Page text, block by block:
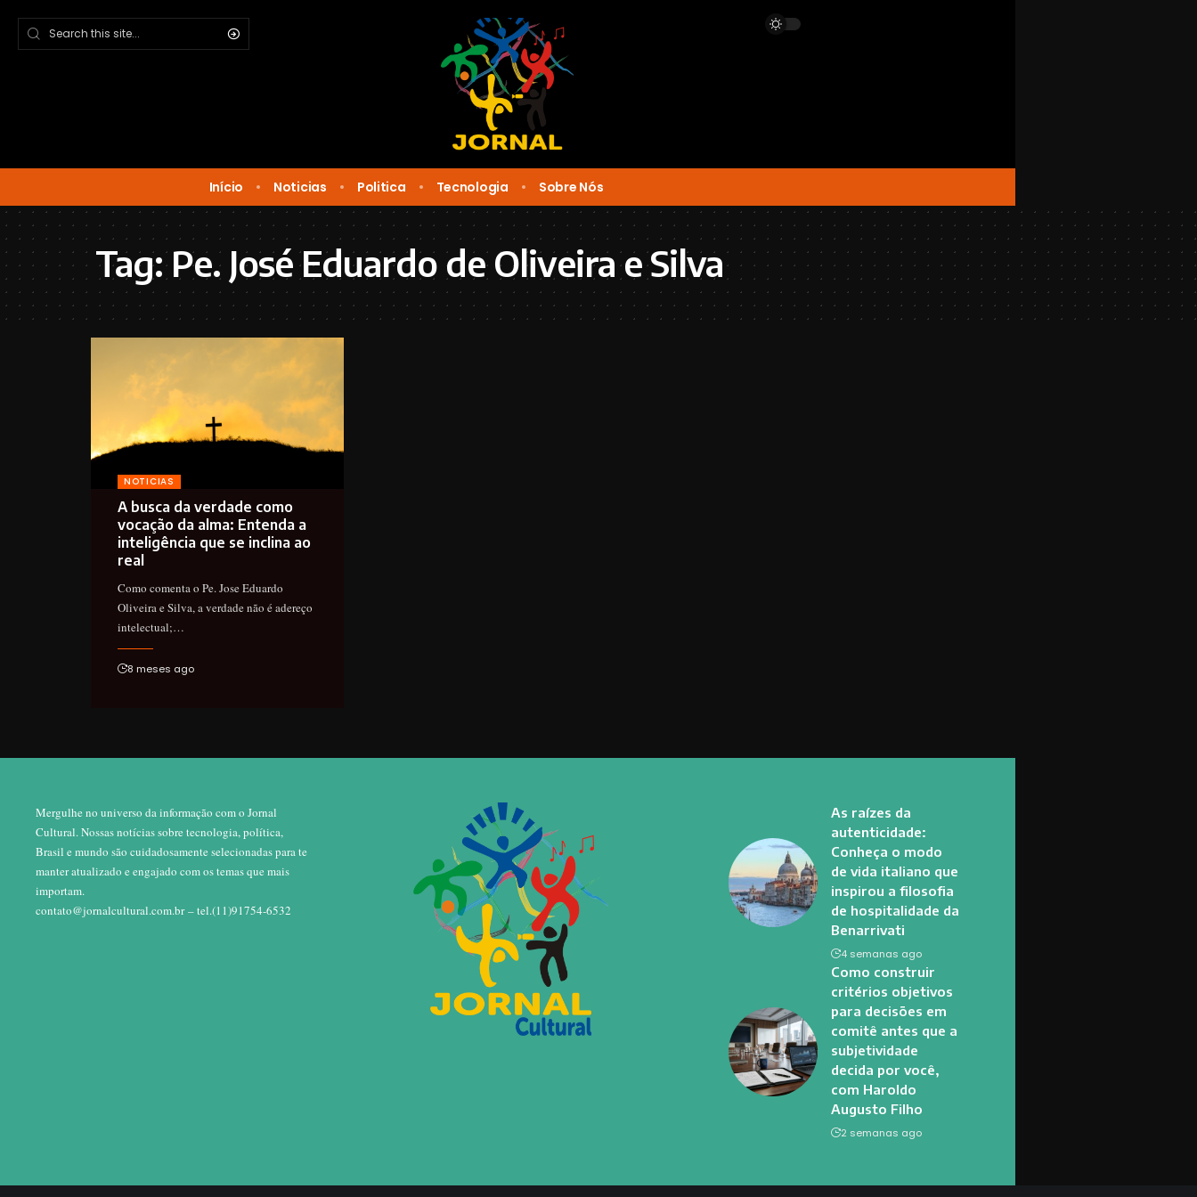
Início Noticias Politica Tecnologia Sobre Nós
Tag:Pe. José Eduardo de Oliveira e Silva
NOTICIAS
A busca da verdade como
vocação da alma: Entenda a
inteligência que se inclina ao
real
Como comenta o Pe. Jose Eduardo
Oliveira e Silva, a verdade não é adereço
intelectual;…
8 meses ago
Mergulhe no universo da informação com o Jornal
Cultural. Nossas notícias sobre tecnologia, política,
Brasil e mundo são cuidadosamente selecionadas para te
manter atualizado e engajado com os temas que mais
importam.
contato@jornalcultural.com.br– tel.(11)91754-6532
As raízes da
autenticidade:
Conheça o modo
de vida italiano que
inspirou a filosofia
de hospitalidade da
Benarrivati
4 semanas ago
Como construir
critérios objetivos
para decisões em
comitê antes que a
subjetividade
decida por você,
com Haroldo
Augusto Filho
2 semanas ago